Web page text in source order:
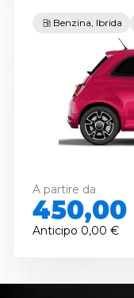
Benzina, Ibrida
A partire da
450,00
Anticipo 0,00 €